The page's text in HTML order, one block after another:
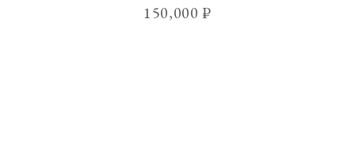
150,000₽